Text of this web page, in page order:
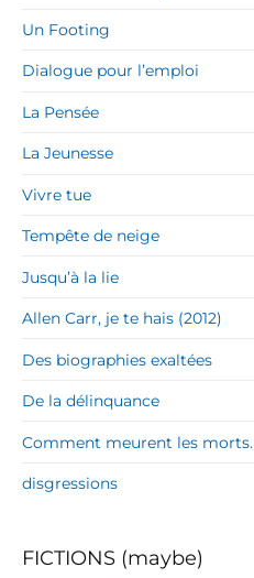
Un Footing
Dialogue pour l’emploi
La Pensée
La Jeunesse
Vivre tue
Tempête de neige
Jusqu’à la lie
Allen Carr, je te hais (2012)
Des biographies exaltées
De la délinquance
Comment meurent les morts.
disgressions
FICTIONS (maybe)